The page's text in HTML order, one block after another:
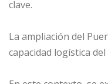
clave.
La ampliación del
capacidad logística